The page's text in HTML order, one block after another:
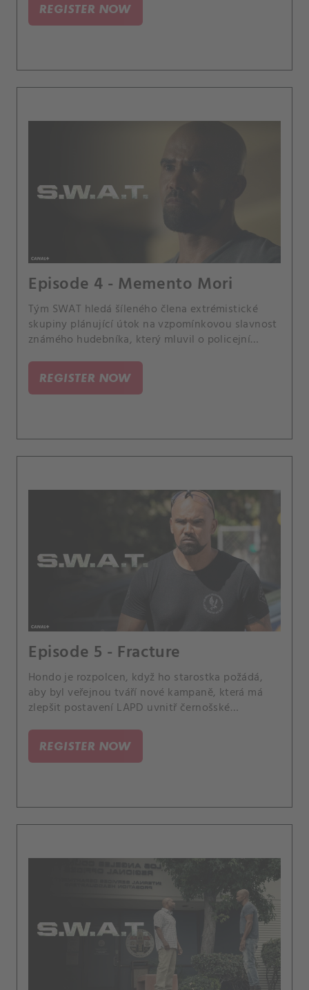
REGISTER NOW
Episode 4 - Memento Mori
Tým SWAT hledá šíleného člena extrémistické
skupiny plánující útok na vzpomínkovou slavnost
známého hudebníka, který mluvil o policejní
Darrylovým otcem, když je Leroy propuštěn z
vězení.
REGISTER NOW
Episode 5 - Fracture
Hondo je rozpolcen, když ho starostka požádá,
aby byl veřejnou tváří nové kampaně, která má
zlepšit postavení LAPD uvnitř černošské
atentátníka připomene Tanovi těžkou kapitolu
jeho dětství a Chris ještě přitvrdí, aby byla lepší
REGISTER NOW